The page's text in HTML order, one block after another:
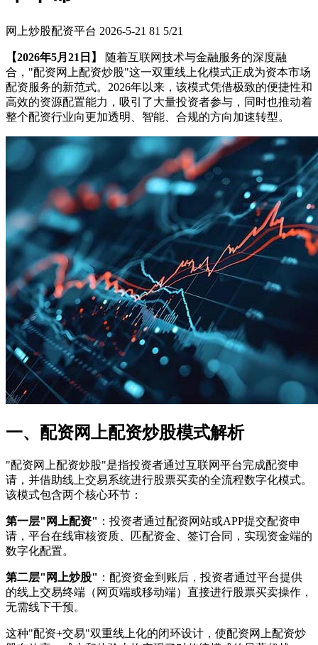
网上炒股配资平台 2026-5-21 81 5/21
【2026年5月21日】
随着互联网技术与金融服务的深度融
合，"配资网上配资炒股"这一双重线上化模式正成为资本市场
配资服务的新范式。2026年以来，该模式凭借极致的便捷性和
高效的资源配置能力，吸引了大量投资者参与，同时也推动着
整个配资行业向更加透明、智能、合规的方向加速转型。
一、配资网上配资炒股模式解析
"配资网上配资炒股"是指投资者通过互联网平台完成配资申
请，并借助线上交易系统进行股票买卖的全流程数字化模式。
该模式包含两个核心环节：
第一层"网上配资" ：投资者通过配资网站或APP提交配资申
请，平台在线审核资质、匹配资金、签订合同，实现资金端的
数字化配置。
第二层"网上炒股" ：配资资金到账后，投资者通过平台提供
的线上交易终端（网页端或移动端）直接进行股票买卖操作，
无需线下干预。
这种"配资+交易"双重线上化的闭环设计，使配资网上配资炒